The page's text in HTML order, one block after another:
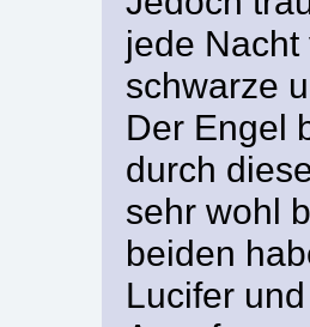
jede
schwarze
Der Engel
durch
sehr wohl
beiden
Lucifer